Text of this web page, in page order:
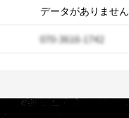
データがありません